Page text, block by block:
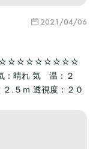
2021/04/06
れ 気 温：２
５ｍ 透視度：２０